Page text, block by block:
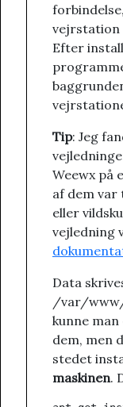
vejrstation
Efter
Tip: Jeg
Weewx på
af dem
eller
vejledning
Data
/var/www/
kunne
dem, men
stedet
maskinen.